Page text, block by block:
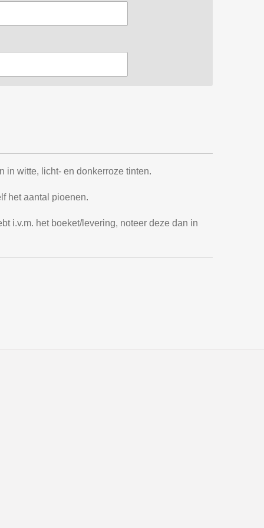
in witte, licht- en donkerroze tinten.
het aantal pioenen.
i.v.m. het boeket/levering, noteer deze dan in